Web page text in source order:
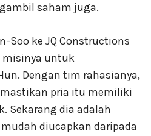
saham juga.
Soo ke JQ Constructions
untuk
Dengan tim rahasianya,
pria itu memiliki
Sekarang dia adalah
diucapkan daripada